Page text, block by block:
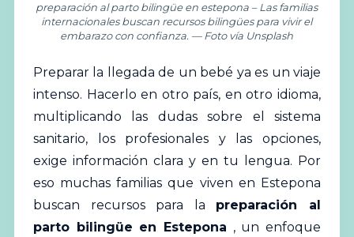
preparación al parto bilingüe en estepona – Las familias
internacionales buscan recursos bilingües para vivir el
embarazo con confianza. — Foto vía Unsplash
Preparar la llegada de un bebé ya es un viaje
intenso. Hacerlo en otro país, en otro idioma,
multiplicando las dudas sobre el sistema
sanitario, los profesionales y las opciones,
exige información clara y en tu lengua. Por
eso muchas familias que viven en Estepona
buscan recursos para la preparación al
parto bilingüe en Estepona , un enfoque